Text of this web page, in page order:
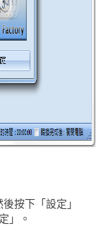
按下「設定」
」。